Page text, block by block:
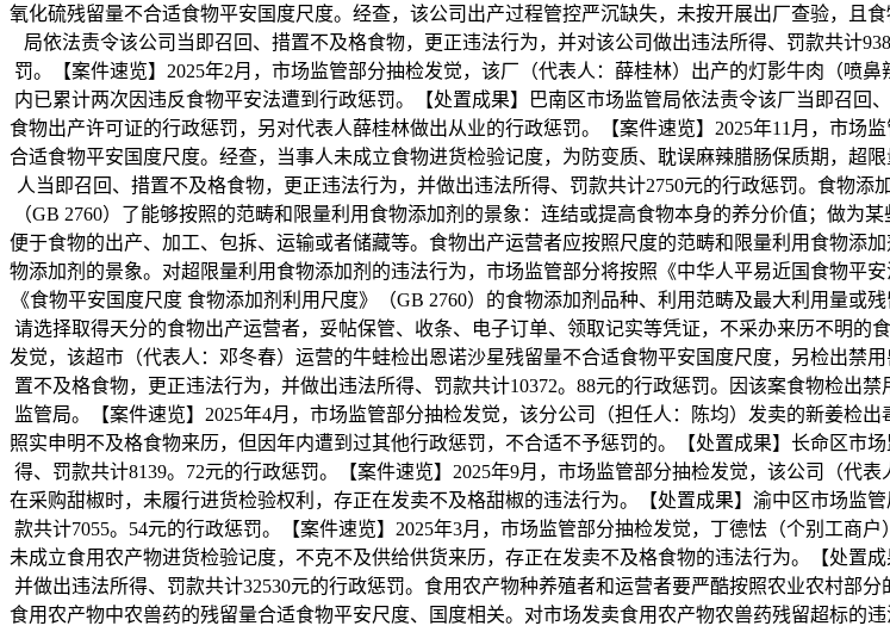
氧化硫残留量不合适食物平安国度尺度。经查，该公司出产过程管控严沉缺失，未按开展出厂查验，且
局依法责令该公司当即召回、措置不及格食物，更正违法行为，并对该公司做出违法所得、罚款共计
罚。【案件速览】2025年2月，市场监管部分抽检发觉，该厂（代表人：薛桂林）出产的灯影牛肉（喷
内已累计两次因违反食物平安法遭到行政惩罚。【处置成果】巴南区市场监管局依法责令该厂当即召回
食物出产许可证的行政惩罚，另对代表人薛桂林做出从业的行政惩罚。【案件速览】2025年11月，市
合适食物平安国度尺度。经查，当事人未成立食物进货检验记度，为防变质、耽误麻辣腊肠保质期，超
人当即召回、措置不及格食物，更正违法行为，并做出违法所得、罚款共计2750元的行政惩罚。食物
（GB 2760）了能够按照的范畴和限量利用食物添加剂的景象：连结或提高食物本身的养分价值；做为
便于食物的出产、加工、包拆、运输或者储藏等。食物出产运营者应按照尺度的范畴和限量利用食物添
物添加剂的景象。对超限量利用食物添加剂的违法行为，市场监管部分将按照《中华人平易近国食物平
《食物平安国度尺度 食物添加剂利用尺度》（GB 2760）的食物添加剂品种、利用范畴及最大利用量或
请选择取得天分的食物出产运营者，妥帖保管、收条、电子订单、领取记实等凭证，不采办来历不明
发觉，该超市（代表人：邓冬春）运营的牛蛙检出恩诺沙星残留量不合适食物平安国度尺度，另检出禁
置不及格食物，更正违法行为，并做出违法所得、罚款共计10372。88元的行政惩罚。因该案食物检出
监管局。【案件速览】2025年4月，市场监管部分抽检发觉，该分公司（担任人：陈均）发卖的新姜检
照实申明不及格食物来历，但因年内遭到过其他行政惩罚，不合适不予惩罚的。【处置成果】长命区市
得、罚款共计8139。72元的行政惩罚。【案件速览】2025年9月，市场监管部分抽检发觉，该公司（代
在采购甜椒时，未履行进货检验权利，存正在发卖不及格甜椒的违法行为。【处置成果】渝中区市场监
款共计7055。54元的行政惩罚。【案件速览】2025年3月，市场监管部分抽检发觉，丁德怯（个别工商
未成立食用农产物进货检验记度，不克不及供给供货来历，存正在发卖不及格食物的违法行为。【处置
并做出违法所得、罚款共计32530元的行政惩罚。食用农产物种养殖者和运营者要严酷按照农业农村部
食用农产物中农兽药的残留量合适食物平安尺度、国度相关。对市场发卖食用农产物农兽药残留超标的